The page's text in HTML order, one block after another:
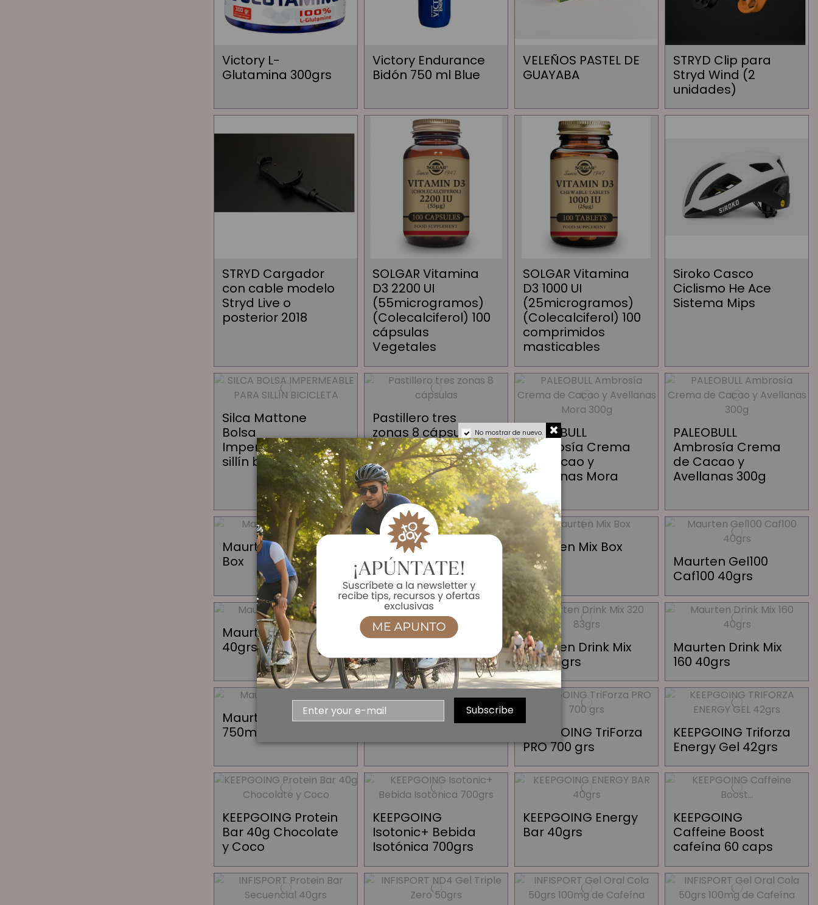
Victory L-
Glutamina 300grs
Victory Endurance
Bidón 750 ml Blue
VELEÑOS PASTEL DE
GUAYABA
STRYD Clip para
Stryd Wind (2
unidades)
STRYD Cargador
con cable modelo
Stryd Live o
posterior 2018
SOLGAR Vitamina
D3 2200 UI
(55microgramos)
(Colecalciferol) 100
cápsulas
Vegetales
SOLGAR Vitamina
D3 1000 UI
(25microgramos)
(Colecalciferol) 100
comprimidos
masticables
Siroko Casco
Ciclismo He Ace
Sistema Mips
Silca Mattone
Bolsa
Impermeable para
sillín bicicleta
Pastillero tres
zonas 8 cápsulas
PALEOBULL
Ambrosía Crema
de Cacao y
Avellanas Mora
300g
PALEOBULL
Ambrosía Crema
de Cacao y
Avellanas 300g
Maurten Try Out
Box
Maurten Testing
Box
Maurten Mix Box
Maurten Gel100
Caf100 40grs
Maurten Gel100
40grs
320 Caf 100 83grs
Maurten Drink Mix
320 83grs
Maurten Drink Mix
160 40grs
Maurten Bidón
750ml
Maurten Bidón
KEEPGOING TriForza
PRO 700 grs
KEEPGOING Triforza
Energy Gel 42grs
KEEPGOING Protein
Bar 40g Chocolate
y Coco
KEEPGOING
Isotonic+ Bebida
Isotónica 700grs
KEEPGOING Energy
Bar 40grs
KEEPGOING
Caffeine Boost
cafeína 60 caps
No mostrar de nuevo.
Subscribe